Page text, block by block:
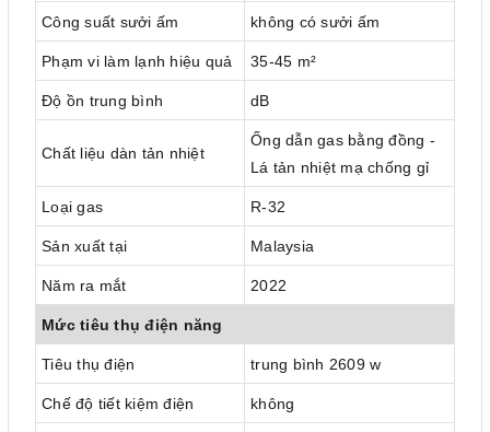
Công suất sưởi ấm không có sưởi ấm
Phạm vi làm lạnh hiệu quả 35-45 m²
Độ ồn trung bình dB
Chất liệu dàn tản nhiệt
Ống dẫn gas bằng đồng -
Lá tản nhiệt mạ chống gỉ
Loại gas R-32
Sản xuất tại Malaysia
Năm ra mắt 2022
Mức tiêu thụ điện năng
Tiêu thụ điện trung bình 2609 w
Chế độ tiết kiệm điện không